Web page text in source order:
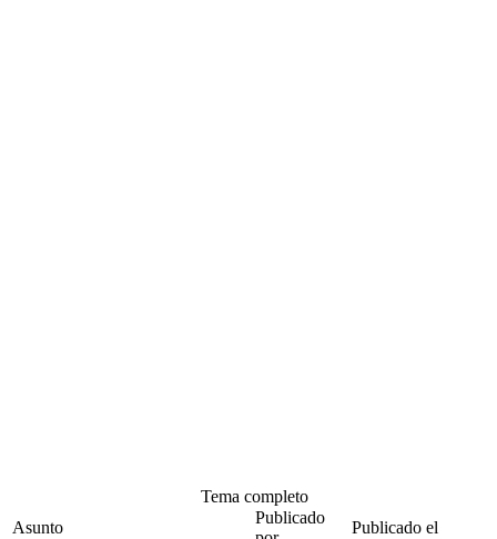
Tema completo
Asunto
Publicado
Publicado el